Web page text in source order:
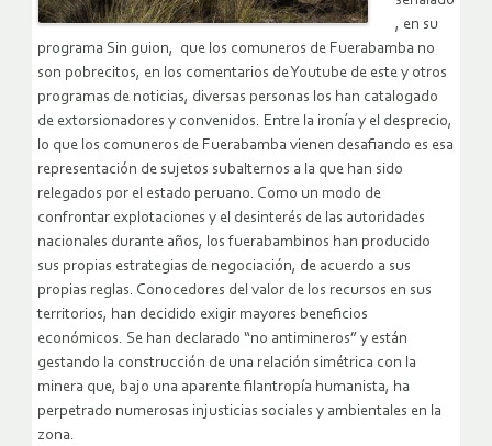
, en su
programa Sin guion, que los comuneros de Fuerabamba no
son pobrecitos, en los comentarios de Youtube de este y otros
programas de noticias, diversas personas los han catalogado
de extorsionadores y convenidos. Entre la ironía y el desprecio,
lo que los comuneros de Fuerabamba vienen desafiando es esa
representación de sujetos subalternos a la que han sido
relegados por el estado peruano. Como un modo de
confrontar explotaciones y el desinterés de las autoridades
nacionales durante años, los fuerabambinos han producido
sus propias estrategias de negociación, de acuerdo a sus
propias reglas. Conocedores del valor de los recursos en sus
territorios, han decidido exigir mayores beneficios
económicos. Se han declarado “no antimineros” y están
gestando la construcción de una relación simétrica con la
minera que, bajo una aparente filantropía humanista, ha
perpetrado numerosas injusticias sociales y ambientales en la
zona.